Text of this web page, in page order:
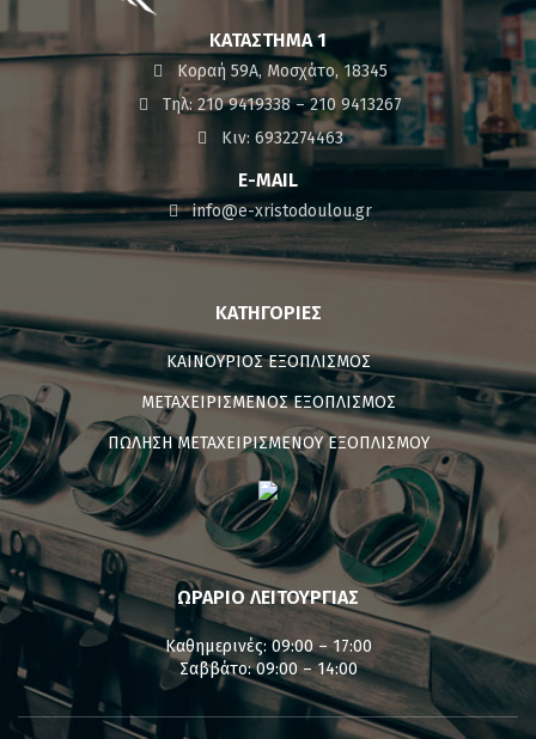
ΚΑΤΆΣΤΗΜΑ 1
Κοραή 59Α, Μοσχάτο, 18345
Τηλ: 210 9419338 – 210 9413267
Κιν: 6932274463
E-MAIL
info@e-xristodoulou.gr
ΚΑΤΗΓΟΡΊΕΣ
ΚΑΙΝΟΥΡΙΟΣ ΕΞΟΠΛΙΣΜΟΣ
ΜΕΤΑΧΕΙΡΙΣΜΕΝΟΣ ΕΞΟΠΛΙΣΜΟΣ
ΠΩΛΗΣΗ ΜΕΤΑΧΕΙΡΙΣΜΕΝΟΥ ΕΞΟΠΛΙΣΜΟΥ
ΩΡΑΡΙΟ ΛΕΙΤΟΥΡΓΙΑΣ
Καθημερινές: 09:00 – 17:00
Σαββάτο: 09:00 – 14:00